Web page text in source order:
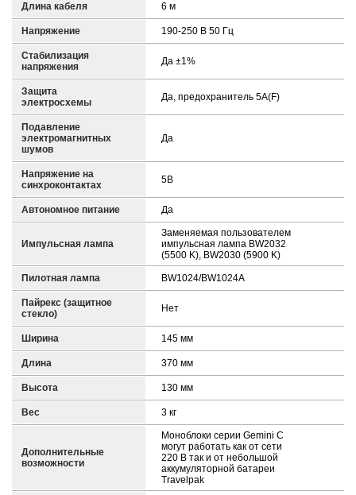
Длина кабеля 6 м
Напряжение 190-250 В 50 Гц
Стабилизация
напряжения
Да ±1%
Защита
электросхемы
Да, предохранитель 5A(F)
Подавление
электромагнитных
шумов
Да
Напряжение на
синхроконтактах
5В
Автономное питание Да
Импульсная лампа
Заменяемая пользователем
импульсная лампа BW2032
(5500 K), BW2030 (5900 K)
Пилотная лампа BW1024/BW1024A
Пайрекс (защитное
стекло)
Нет
Ширина 145 мм
Длина 370 мм
Высота 130 мм
Вес 3 кг
Дополнительные
возможности
Моноблоки серии Gemini C
могут работать как от сети
220 В так и от небольшой
аккумуляторной батареи
Travelpak